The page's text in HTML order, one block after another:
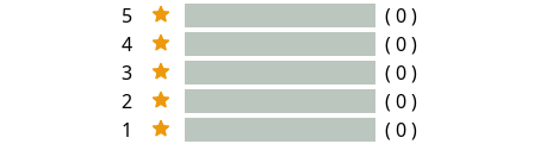
5
( 0 )
4
( 0 )
3
( 0 )
2
( 0 )
1
( 0 )